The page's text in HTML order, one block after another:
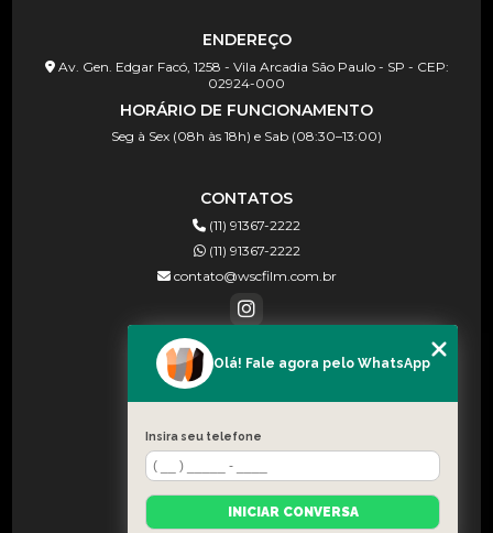
ENDEREÇO
Av. Gen. Edgar Facó, 1258 - Vila Arcadia São Paulo - SP - CEP:
02924-000
HORÁRIO DE FUNCIONAMENTO
Seg à Sex (08h às 18h) e Sab (08:30–13:00)
CONTATOS
(11) 91367-2222
(11) 91367-2222
contato@wscfilm.com.br
MENU
HOME
BLOG
CONTATO
CATEGORIAS
Olá! Fale agora pelo WhatsApp
Insira seu telefone
INICIAR CONVERSA